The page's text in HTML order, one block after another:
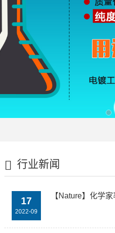
行业新闻
17
2022-09
【Nature】化学